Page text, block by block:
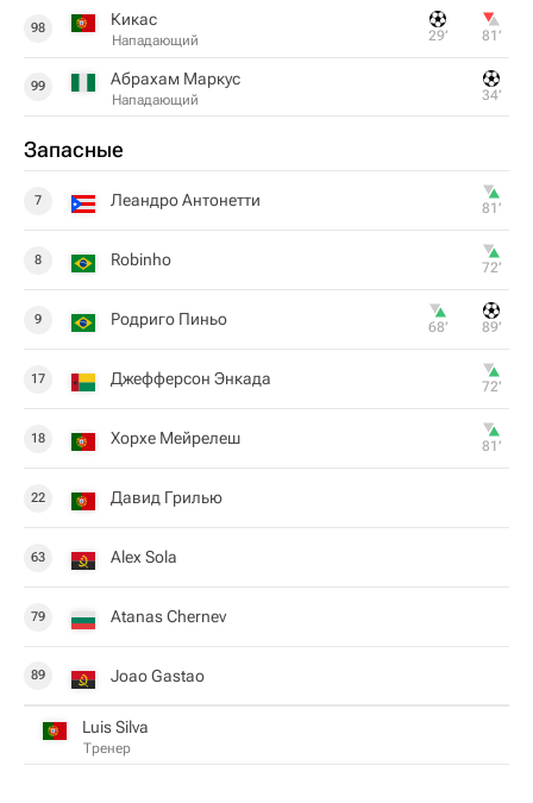
98 Кикас
Нападающий 29‎’‎ 81‎’‎
99 Абрахам Маркус
Нападающий 34‎’‎
Запасные
7 Леандро Антонетти 81‎’‎
8 Robinho 72‎’‎
9 Родриго Пиньо 68‎’‎ 89‎’‎
17 Джефферсон Энкада 72‎’‎
18 Хорхе Мейрелеш 81‎’‎
22 Давид Грилью
63 Alex Sola
79 Atanas Chernev
89 Joao Gastao
Luis Silva
Тренер